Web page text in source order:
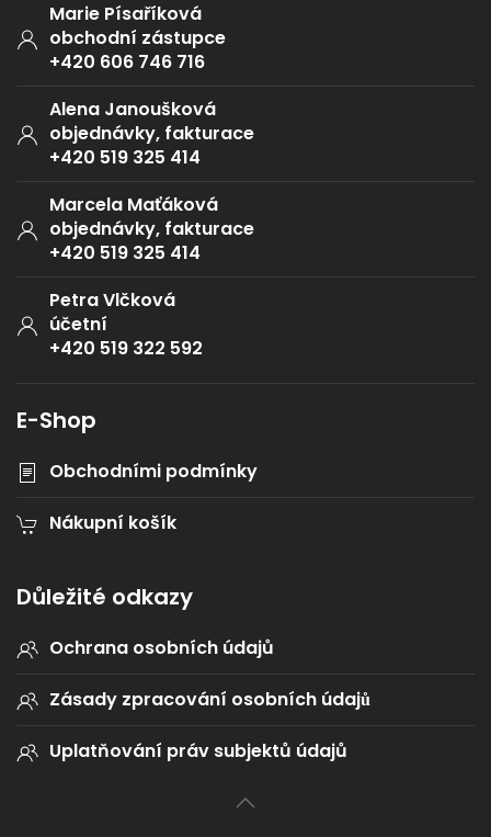
Marie Písaříková
obchodní zástupce
+420 606 746 716
Alena Janoušková
objednávky, fakturace
+420 519 325 414
Marcela Maťáková
objednávky, fakturace
+420 519 325 414
Petra Vlčková
účetní
+420 519 322 592
E-Shop
Obchodními podmínky
Nákupní košík
Důležité odkazy
Ochrana osobních údajů
Zásady zpracování osobních údajů
Uplatňování práv subjektů údajů